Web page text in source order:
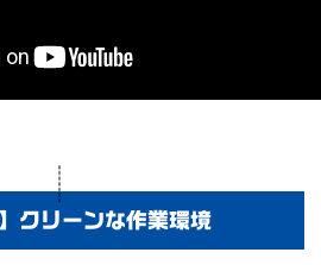
クリーンな作業環境